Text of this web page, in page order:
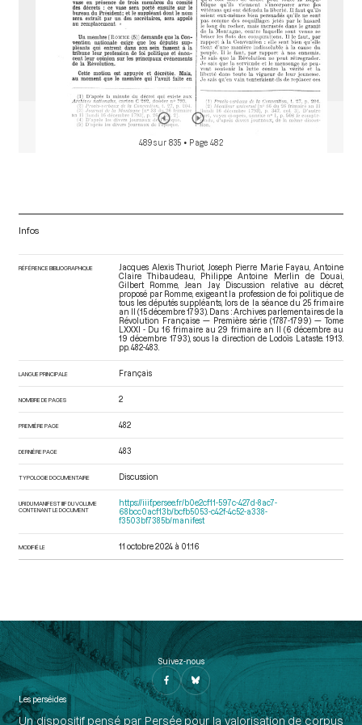
489 sur 835 • Page 482
Infos
RÉFÉRENCE BIBLIOGRAPHIQUE
Jacques Alexis Thuriot, Joseph Pierre Marie Fayau, Antoine
Claire Thibaudeau, Philippe Antoine Merlin de Douai,
Gilbert Romme, Jean Jay. Discussion relative au décret,
proposé par Romme, exigeant la profession de foi politique de
tous les députés suppléants, lors de la séance du 25 frimaire
an II (15 décembre 1793). Dans : Archives parlementaires de la
Révolution Française — Première série (1787-1799) — Tome
LXXXI - Du 16 frimaire au 29 frimaire an II (6 décembre au
19 décembre 1793), sous la direction de Lodoïs Lataste. 1913.
pp. 482-483.
LANGUE PRINCIPALE Français
NOMBRE DE PAGES 2
PREMIÈRE PAGE 482
DERNIÈRE PAGE 483
TYPOLOGIE DOCUMENTAIRE Discussion
URI DU MANIFEST IIIF DU VOLUME
CONTENANT LE DOCUMENT
https://iiif.persee.fr/b0e2cf11-597c-427d-8ac7-
68bcc0acf13b/bcfb5053-c42f-4c52-a338-
f3503bf7385b/manifest
MODIFIÉ LE 11 octobre 2024 à 01:16
Suivez-nous
Les perséides
Un dispositif pensé par Persée pour la valorisation de corpus